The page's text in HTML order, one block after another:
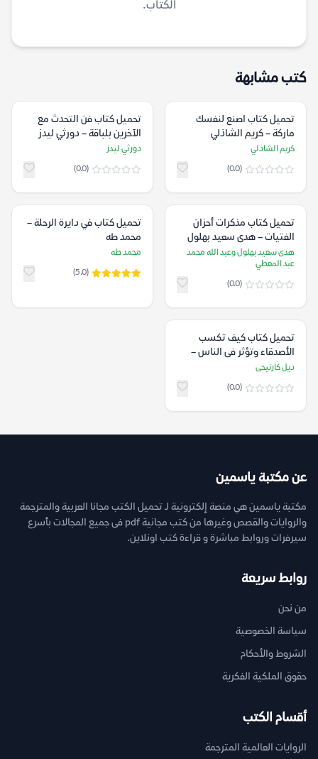
الكتاب.
كتب مشابهة
تحميل كتاب اصنع لنفسك
ماركة – كريم الشاذلي
كريم الشاذلي
(0.0)
تحميل كتاب فن التحدث مع
الآخرين بلباقة – دورثي ليدز
دورثي ليدز
(0.0)
تحميل كتاب مذكرات أحزان
الفتيات – هدى سعيد بهلول
وعبد الله محمد عبد المعطي
هدى سعيد بهلول وعبد الله محمد
عبد المعطي
(0.0)
تحميل كتاب في دايرة الرحلة –
محمد طه
محمد طه
(5.0)
تحميل كتاب كيف تكسب
الأصدقاء وتؤثر فى الناس –
ديل كارنيجى
ديل كارنيجى
(0.0)
عن مكتبة ياسمين
مكتبة ياسمين هي منصة إلكترونية لـ تحميل الكتب مجانا العربية والمترجمة
والروايات والقصص وغيرها من كتب مجانية pdf فى جميع المجالات بأسرع
سيرفرات وروابط مباشرة و قراءة كتب اونلاين.
روابط سريعة
من نحن
سياسة الخصوصية
الشروط والأحكام
حقوق الملكية الفكرية
أقسام الكتب
الروايات العالمية المترجمة